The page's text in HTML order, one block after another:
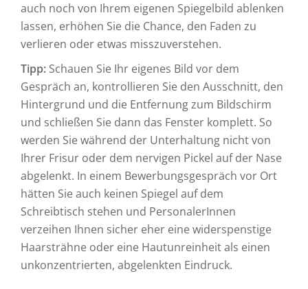
auch noch von Ihrem eigenen Spiegelbild ablenken
lassen, erhöhen Sie die Chance, den Faden zu
verlieren oder etwas misszuverstehen.
Tipp: Schauen Sie Ihr eigenes Bild vor dem
Gespräch an, kontrollieren Sie den Ausschnitt, den
Hintergrund und die Entfernung zum Bildschirm
und schließen Sie dann das Fenster komplett. So
werden Sie während der Unterhaltung nicht von
Ihrer Frisur oder dem nervigen Pickel auf der Nase
abgelenkt. In einem Bewerbungsgespräch vor Ort
hätten Sie auch keinen Spiegel auf dem
Schreibtisch stehen und PersonalerInnen
verzeihen Ihnen sicher eher eine widerspenstige
Haarsträhne oder eine Hautunreinheit als einen
unkonzentrierten, abgelenkten Eindruck.